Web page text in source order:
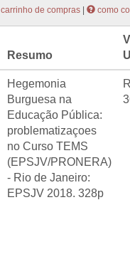
carrinho de compras | como
Resumo
Hegemonia
Burguesa na
Educação Pública:
problematizaçoes
no Curso TEMS
(EPSJV/PRONERA)
- Rio de Janeiro:
EPSJV 2018. 328p